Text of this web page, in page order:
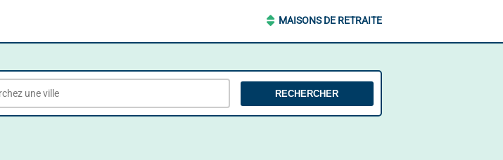
MAISONS DE RETRAITE
RECHERCHER